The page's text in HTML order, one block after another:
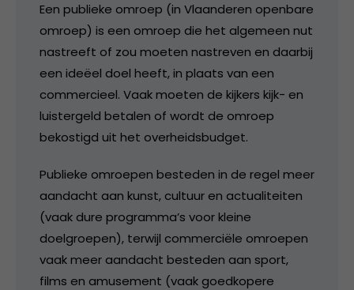
Een publieke omroep (in Vlaanderen openbare
omroep) is een omroep die het algemeen nut
nastreeft of zou moeten nastreven en daarbij
een ideëel doel heeft, in plaats van een
commercieel. Vaak moeten de kijkers kijk- en
luistergeld betalen of wordt de omroep
bekostigd uit het overheidsbudget.
Publieke omroepen besteden in de regel meer
aandacht aan kunst, cultuur en actualiteiten
(vaak dure programma’s voor kleine
doelgroepen), terwijl commerciële omroepen
vaak meer aandacht besteden aan sport,
films en amusement (vaak goedkopere